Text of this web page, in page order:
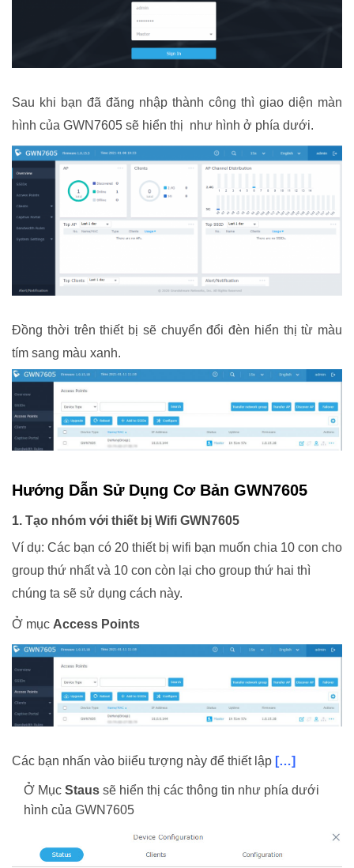
Sau khi bạn đã đăng nhập thành công thì giao diện màn
hình của GWN7605 sẽ hiển thị như hình ở phía dưới.
Đồng thời trên thiết bị sẽ chuyển đổi đèn hiển thị từ màu
tím sang màu xanh.
Hướng Dẫn Sử Dụng Cơ Bản GWN7605
1. Tạo nhóm với thiết bị Wifi GWN7605
Ví dụ: Các bạn có 20 thiết bị wifi bạn muốn chia 10 con cho
group thứ nhất và 10 con còn lại cho group thứ hai thì
chúng ta sẽ sử dụng cách này.
Ở mục Access Points
Các bạn nhấn vào biiểu tượng này để thiết lập […]
Ở Mục Staus sẽ hiển thị các thông tin như phía dưới
hình của GWN7605